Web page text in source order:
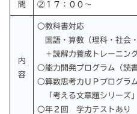
間
②１７：００～
内
容
○教科書対応
国語・算数（理科・社会・
＋読解力養成トレーニン
○能力開発プログラム（読書
○算数思考力ＵＰプログラ
「考える文章題シリーズ
○年２回 学力テストあり